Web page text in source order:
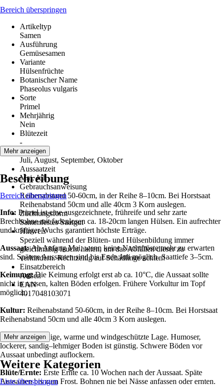
Bereich überspringen
Artikeltyp
Samen
Ausführung
Gemüsesamen
Variante
Hülsenfrüchte
Botanischer Name
Phaseolus vulgaris
Sorte
Primel
Mehrjährig
Nein
Blütezeit
-
Erntezeit
Juli, August, September, Oktober
Aussaatzeit
Mai, Juli
Gebrauchsanweisung
Reihenabstand 50-60cm, in der Reihe 8–10cm. Bei Horstsaat
Reihenabstand 50cm und alle 40cm 3 Korn auslegen.
Züchtungsform
Samenfestes Saatgut
Hinweis
Speziell während der Blüten- und Hülsenbildung immer
gleichmäßig feucht halten, um das Abfallen dieser zu
verhindern. Rechtzeitig auf Schädlinge achten!
Einsatzbereich
Außen
EAN
4017048103071
Mehr anzeigen
Beschreibung
Bereich überspringen
Info: Primel ist eine ausgezeichnete, frühreife und sehr zarte
Brechbohne mit fadenlosen ca. 18-20cm langen Hülsen. Ein aufrechter
und kräftiger Wuchs garantiert höchste Erträge.
Aussaat:Ab Anfang Mai, wenn keine Nachtfröste mehr zu erwarten
sind. Spätere Aussaaten sind bis Ende Juli möglich. Saattiefe 3–5cm.
Keimung:Die Keimung erfolgt erst ab ca. 10°C, die Aussaat sollte
nicht in nassen, kalten Böden erfolgen. Frühere Vorkultur im Topf
möglich.
Kultur: Reihenabstand 50-60cm, in der Reihe 8–10cm. Bei Horstsaat
Reihenabstand 50cm und alle 40cm 3 Korn auslegen.
Standort:Sonnige, warme und windgeschützte Lage. Humoser,
lockerer, sandig–lehmiger Boden ist günstig. Schwere Böden vor
Aussaat unbedingt auflockern.
Blüte/Ernte: Erste Ernte ca. 10 Wochen nach der Aussaat. Späte
Aussaaten bis zum Frost. Bohnen nie bei Nässe anfassen oder ernten.
Mehr anzeigen
Weitere Kategorien
Liste überspringen